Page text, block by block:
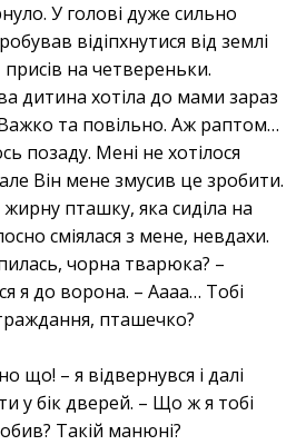
У голові дуже сильно
відіпхнутися від землі
на четвереньки.
дитина хотіла до мами зараз
та повільно. Аж раптом…
позаду. Мені не хотілося
Він мене змусив це зробити.
пташку, яка сиділа на
сміялася з мене, невдахи.
чорна тварюка? –
я до ворона. – Аааа… Тобі
пташечко?
– я відвернувся і далі
у бік дверей. – Що ж я тобі
Такій манюні?